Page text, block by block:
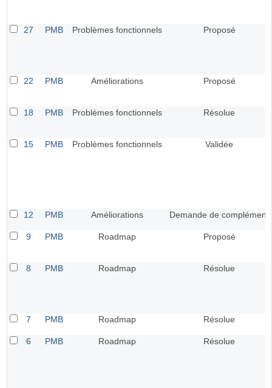
27 PMB Problèmes fonctionnels Proposé
22 PMB Améliorations Proposé
18 PMB Problèmes fonctionnels Résolue
15 PMB Problèmes fonctionnels Validée
12 PMB Améliorations Demande de complément
9 PMB Roadmap Proposé
8 PMB Roadmap Résolue
7 PMB Roadmap Résolue
6 PMB Roadmap Résolue